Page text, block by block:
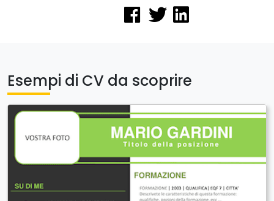
Esempi di CV da scoprire